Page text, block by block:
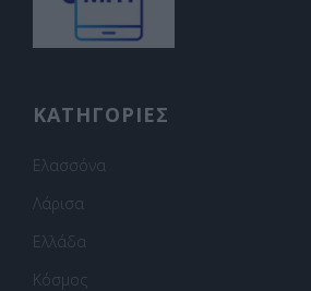
ΚΑΤΗΓΟΡΙΕΣ
Ελασσόνα
Λάρισα
Ελλάδα
Κόσμος